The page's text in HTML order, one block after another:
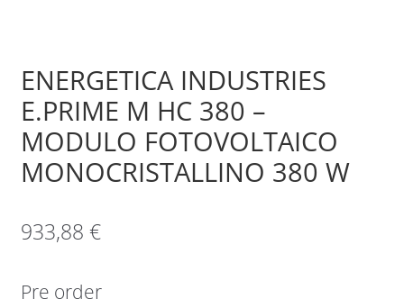
ENERGETICA INDUSTRIES
E.PRIME M HC 380 –
MODULO FOTOVOLTAICO
MONOCRISTALLINO 380 W
933,88 €
Pre order